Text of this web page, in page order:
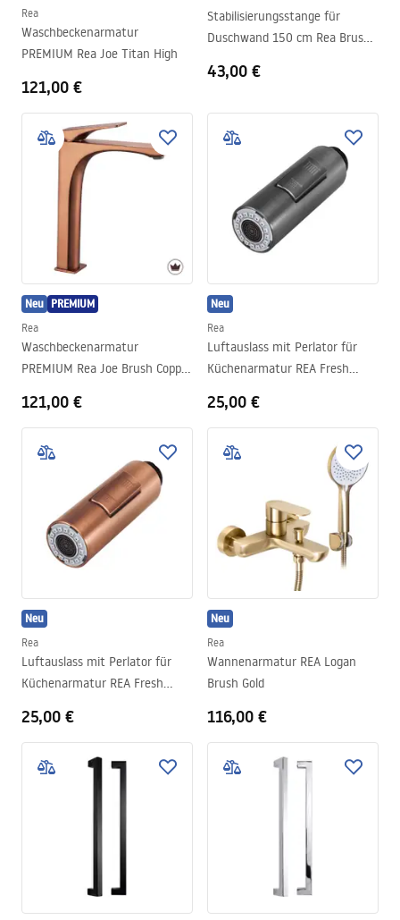
Rea
Waschbeckenarmatur
PREMIUM Rea Joe Titan High
121,00 €
Stabilisierungsstange für
Duschwand 150 cm Rea Brush
43,00 €
Neu PREMIUM
Rea
Waschbeckenarmatur
PREMIUM Rea Joe Brush Copper
121,00 €
Neu
Rea
Luftauslass mit Perlator für
Küchenarmatur REA Fresh
25,00 €
Neu
Rea
Luftauslass mit Perlator für
Küchenarmatur REA Fresh
25,00 €
Neu
Rea
Wannenarmatur REA Logan
Brush Gold
116,00 €